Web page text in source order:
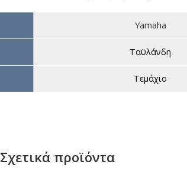
Yamaha
Ταϋλάνδη
Τεμάχιο
Σχετικά προϊόντα